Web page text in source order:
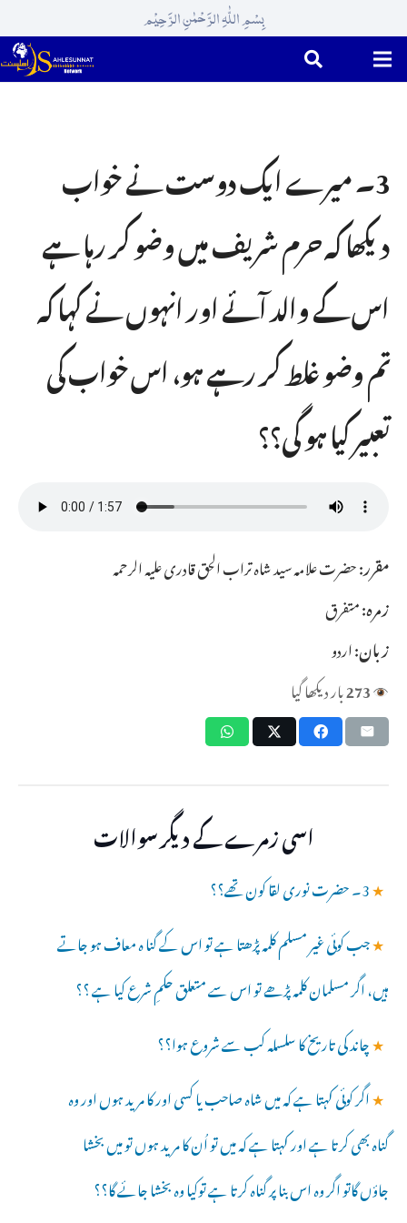
بِسْمِ اللّٰہِ الرَّحْمٰنِ الرَّحِیْم
3۔ میرے ایک دوست نے خواب
دیکھا کہ حرم شریف میں وضو کر رہا ہے
اس کے والد آئے اور انہوں نے کہا کہ
تم وضو غلط کر رہے ہو، اس خواب کی
تعبیر کیا ہو گی؟؟
مقرر:حضرت علامہ سید شاہ تراب الحق قادری علیہ الرحمہ
زمرہ:متفرق
زبان:اردو
273بار دیکھا گیا
اسی زمرے کے دیگر سوالات
★3۔ حضرت نوری لقا کون تھے؟؟
★جب کوئی غیر مسلم کلمہ پڑھتا ہے تو اس کے گنا ہ معاف ہو جاتے
ہیں، اگر مسلمان کلمہ پڑھے تو اس سے متعلق حکمِ شرع کیا ہے ؟؟
★چاند کی تاریخ کا سلسلہ کب سے شروع ہوا؟؟
★اگر کوئی کہتا ہے کہ میں شاہ صاحب یا کسی اور کا مرید ہوں اور وہ
گناہ بھی کرتا ہے اور کہتا ہے کہ میں تو اُن کا مرید ہوں تو میں بخشا
جاؤں گاتو اگر وہ اس بنا پر گناہ کرتا ہے توکیا وہ بخشا جائے گا؟؟